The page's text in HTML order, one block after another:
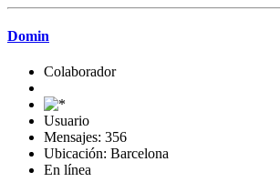
Domin
Colaborador
Usuario
Mensajes: 356
Ubicación: Barcelona
En línea